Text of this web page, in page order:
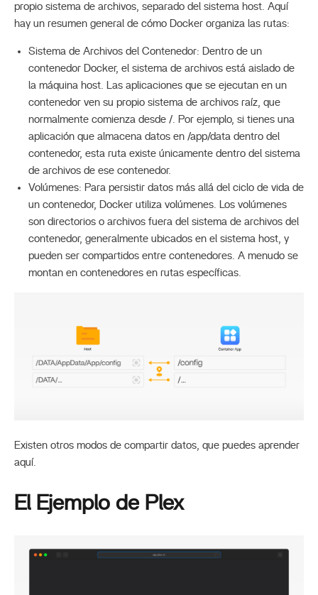
propio sistema de archivos, separado del sistema host. Aquí
hay un resumen general de cómo Docker organiza las rutas:
Sistema de Archivos del Contenedor: Dentro de un
contenedor Docker, el sistema de archivos está aislado de
la máquina host. Las aplicaciones que se ejecutan en un
contenedor ven su propio sistema de archivos raíz, que
normalmente comienza desde /. Por ejemplo, si tienes una
aplicación que almacena datos en /app/data dentro del
contenedor, esta ruta existe únicamente dentro del sistema
de archivos de ese contenedor.
Volúmenes: Para persistir datos más allá del ciclo de vida de
un contenedor, Docker utiliza volúmenes. Los volúmenes
son directorios o archivos fuera del sistema de archivos del
contenedor, generalmente ubicados en el sistema host, y
pueden ser compartidos entre contenedores. A menudo se
montan en contenedores en rutas específicas.
Existen otros modos de compartir datos, que puedes aprender
aquí.
El Ejemplo de Plex